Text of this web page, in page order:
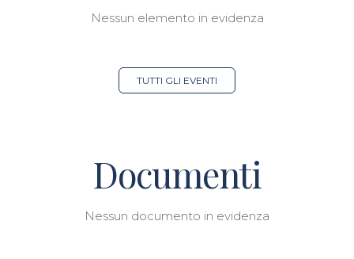
Nessun elemento in evidenza
TUTTI GLI EVENTI
Documenti
Nessun documento in evidenza